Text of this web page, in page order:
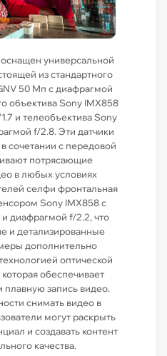
универсальной
из стандартного
50 Мп с диафрагмой
объектива Sony IMX858
и телеобъектива Sony
f/2.8. Эти датчики
сочетании с передовой
потрясающие
в любых условиях
селфи фронтальная
Sony IMX858 с
диафрагмой f/2.2, что
и детализированные
дополнительно
оптической
обеспечивает
плавную запись видео.
снимать видео в
могут раскрыть
и создавать контент
качества.